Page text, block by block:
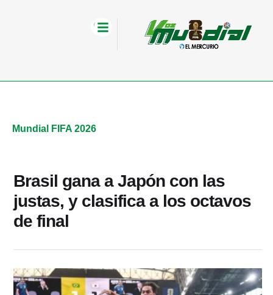
Mundial FIFA 2026
Brasil gana a Japón con las
justas, y clasifica a los octavos
de final